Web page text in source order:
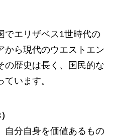
でエリザベス1世時代の
から現代のウエストエン
の歴史は長く、国民的な
います。
自分自身を価値あるもの